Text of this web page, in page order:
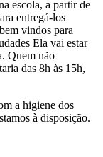
escola, a partir de
entregá-los
vindos para
Ela vai estar
Quem não
das 8h às 15h,
a higiene dos
à disposição.